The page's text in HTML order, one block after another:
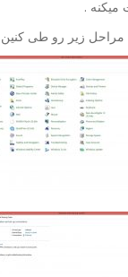
address
و این چیزا ور
ساعت تایمتون حروم
ساده هست ، کلا
دهنده ی اینترنت
میکنه .